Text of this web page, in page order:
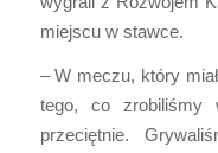
miejscu w stawce.
– W meczu, który
tego, co zrobiliśmy
przeciętnie.